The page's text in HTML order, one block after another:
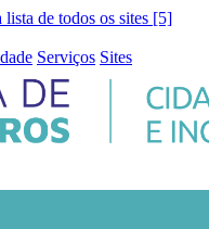
lista de todos os sites [5]
Serviços Sites